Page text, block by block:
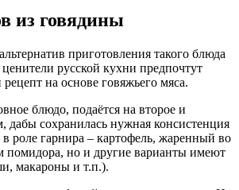
из говядины
приготовления такого блюда
русской кухни предпочтут
на основе говяжьего мяса.
блюдо, подаётся на второе и
дабы сохранилась нужная консистенция
роле гарнира – картофель, жаренный во
помидора, но и другие варианты имеют
макароны и т.п.).